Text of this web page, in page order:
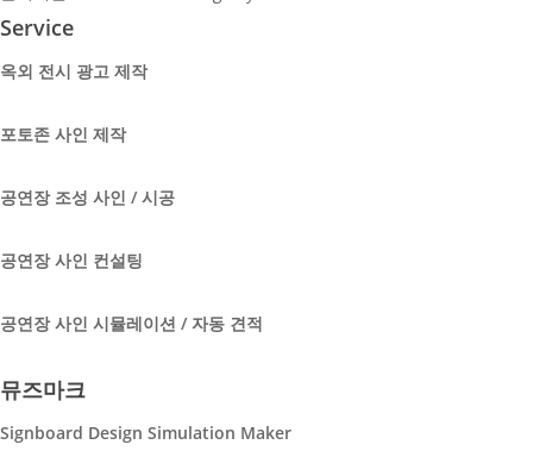
Service
옥외 전시 광고 제작
포토존 사인 제작
공연장 조성 사인 / 시공
공연장 사인 컨설팅
공연장 사인 시뮬레이션 / 자동 견적
뮤즈마크
Signboard Design Simulation Maker